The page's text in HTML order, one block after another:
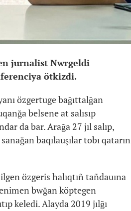
jurnalist Nwrgeldi
ötkizdi.
özgertuge bağıttalğan
belsene at salısıp
da bar. Arağa 27 jıl salıp,
baqılauşılar tobı qatarın
özgeris halıqtıñ tañdauına
bwğan köptegen
keledi. Alayda 2019 jılğı